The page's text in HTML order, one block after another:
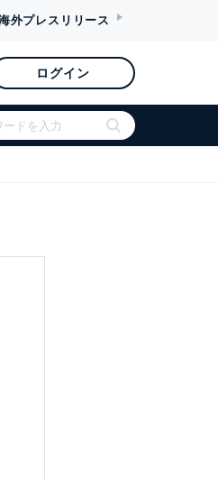
外プレスリリース
ログイン